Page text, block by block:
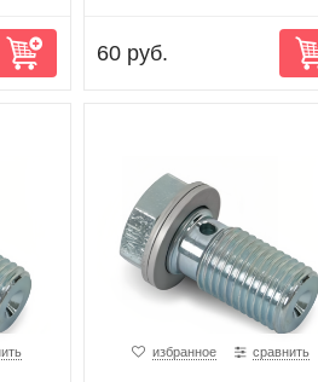
60 руб.
избранное сравнить